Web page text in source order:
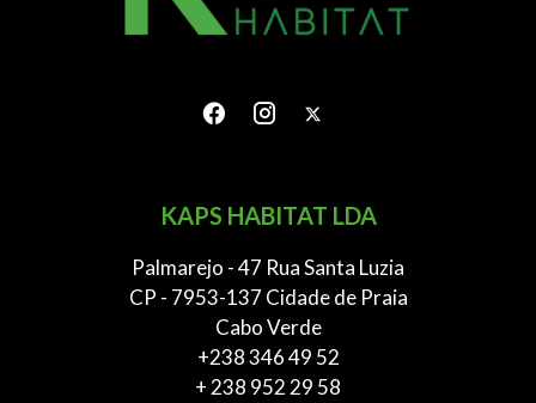
KAPS HABITAT LDA
Palmarejo - 47 Rua Santa Luzia
CP - 7953-137 Cidade de Praia
Cabo Verde
+238 346 49 52
+ 238 952 29 58